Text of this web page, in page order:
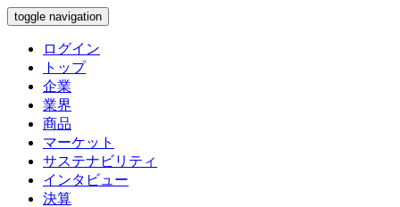
toggle navigation
ログイン
トップ
企業
業界
商品
マーケット
サステナビリティ
インタビュー
決算